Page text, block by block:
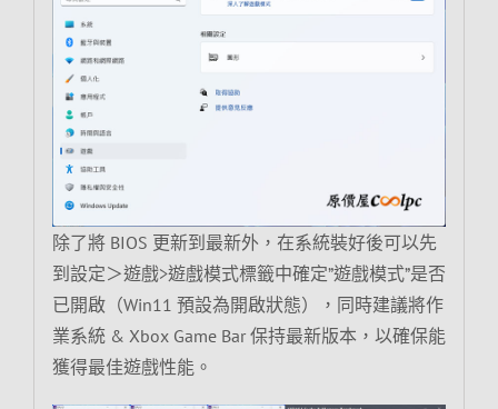
除了將 BIOS 更新到最新外，在系統裝好後可以先
到設定＞遊戲>遊戲模式標籤中確定”遊戲模式”是否
已開啟（Win11 預設為開啟狀態），同時建議將作
業系統 & Xbox Game Bar 保持最新版本，以確保能
獲得最佳遊戲性能。